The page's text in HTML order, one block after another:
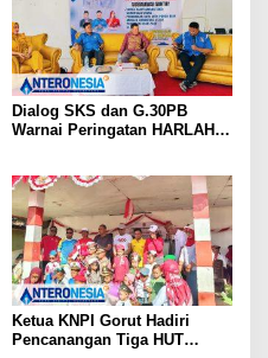
Dialog SKS dan G.30PB
Warnai Peringatan HARLAH
Ketua KNPI Gorut Hadiri
Pencanangan Tiga HUT